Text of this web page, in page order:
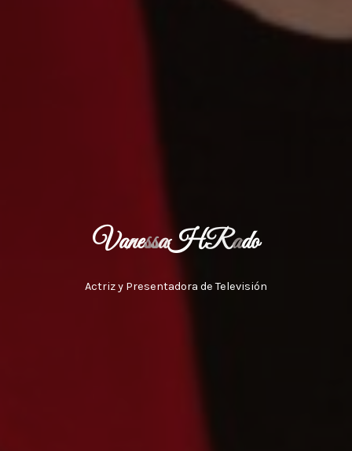
VanessaHRado
Actriz y Presentadora de Televisión